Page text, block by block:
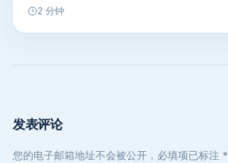
2 分钟
发表评论
您的电子邮箱地址不会被公开，必填项已标注 *